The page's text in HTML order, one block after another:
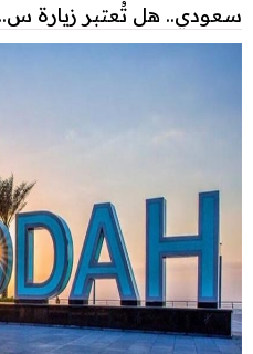
سعودي.. هل تُعتبر زيارة